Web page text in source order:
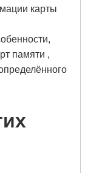
карты
памяти ,